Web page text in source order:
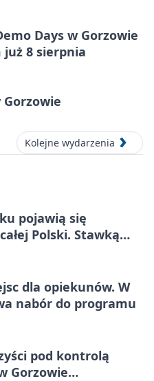
Days w Gorzowie
8 sierpnia
Gorzowie
Kolejne wydarzenia
pojawią się
Polski. Stawką
dla opiekunów. W
nabór do programu
pod kontrolą
Gorzowie